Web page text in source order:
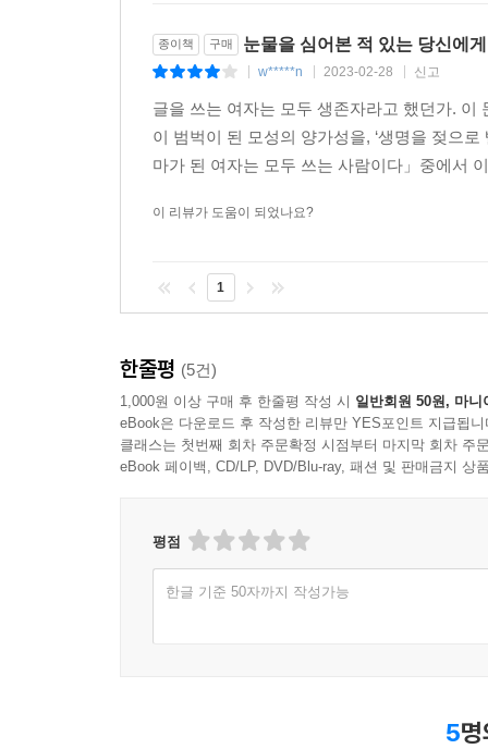
종이책 구매 눈물을 심어본 적 있는 당신에게
w*****n 2023-02-28 신고
글을 쓰는 여자는 모두 생존자라고 했던가.
이 범벅이 된 모성의 양가성을, ‘생명을 젖으
마가 된 여자는 모두 쓰는 사람이다」중에서
이 리뷰가 도움이 되었나요?
1
한줄평 (5건)
1,000원 이상 구매 후 한줄평 작성 시 일반회원 50원, 마니
eBook은 다운로드 후 작성한 리뷰만 YES포인트 지급됩니
클래스는 첫번째 회차 주문확정 시점부터 마지막 회차 주
eBook 페이백, CD/LP, DVD/Blu-ray, 패션 및 판매금지 상
평점
한글 기준 50자까지 작성가능
5